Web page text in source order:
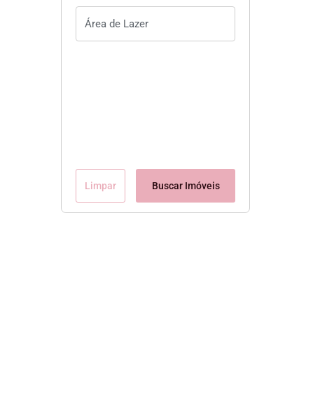
Limpar Buscar Imóveis